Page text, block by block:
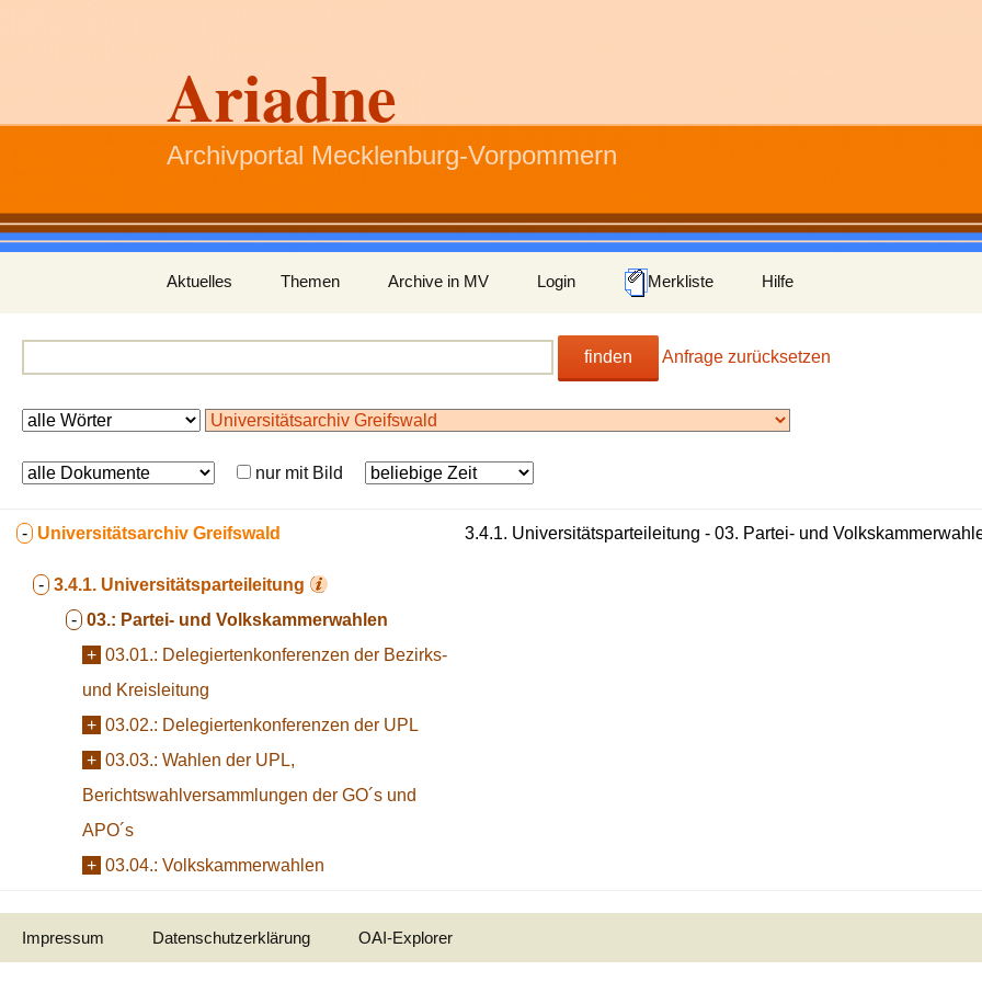
Ariadne
Archivportal Mecklenburg-Vorpommern
Inhalt
springen
Aktuelles Themen Archive in MV Login Merkliste Hilfe
finden Anfrage zurücksetzen
nur mit Bild
- Universitätsarchiv Greifswald
- 3.4.1. Universitätsparteileitung
- 03.: Partei- und Volkskammerwahlen
+ 03.01.: Delegiertenkonferenzen der Bezirks-
und Kreisleitung
+ 03.02.: Delegiertenkonferenzen der UPL
+ 03.03.: Wahlen der UPL,
Berichtswahlversammlungen der GO´s und
APO´s
+ 03.04.: Volkskammerwahlen
3.4.1. Universitätsparteileitung - 03. Partei- und
Impressum Datenschutzerklärung OAI-Explorer